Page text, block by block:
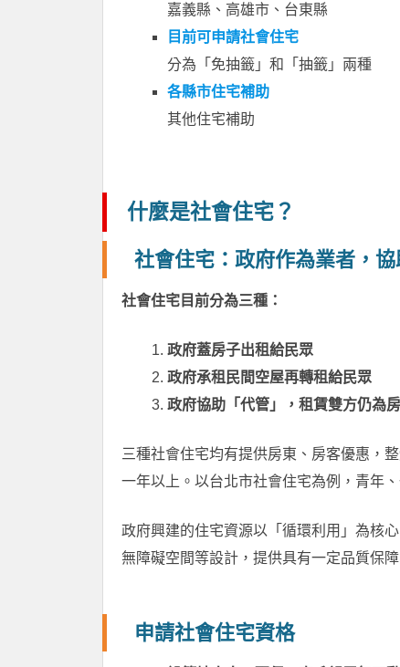
嘉義縣、高雄市、台東縣
目前可申請社會住宅
分為「免抽籤」和「抽籤」兩種
各縣市住宅補助
其他住宅補助
什麼是社會住宅？
社會住宅：政府作為業者，
社會住宅目前分為三種：
政府蓋房子出租給民眾
政府承租民間空屋再轉租給民眾
政府協助「代管」，租賃雙方仍為
三種社會住宅均有提供房東、房客優惠，
一年以上。以台北市社會住宅為例，青年
政府興建的住宅資源以「循環利用」為核
無障礙空間等設計，提供具有一定品質保障
申請社會住宅資格